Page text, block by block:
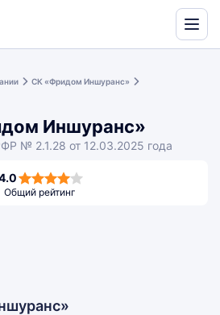
Translate
СК «Фридом Иншуранс»
Иншуранс»
№ 2.1.28 от 12.03.2025 года
Общий рейтинг